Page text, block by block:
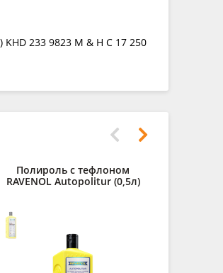
233 9823 M & H C 17 250
Полироль с тефлоном
RAVENOL Autopolitur (0,5л)